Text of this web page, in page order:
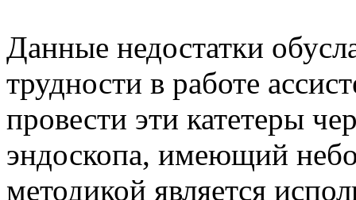
Данные недостатки
трудности в работе
провести эти катетеры
эндоскопа, имеющий
методикой является